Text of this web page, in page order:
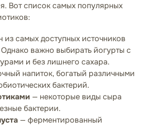
Вот список самых популярных
из самых доступных источников
важно выбирать йогурты с
и без лишнего сахара.
напиток, богатый различными
бактерий.
— некоторые виды сыра
бактерии.
— ферментированный